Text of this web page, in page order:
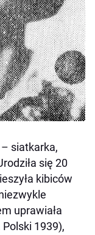
– siatkarka,
się 20
kibiców
uprawiała
1939),